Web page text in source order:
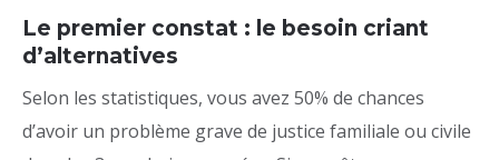
Le premier constat : le besoin criant
d’alternatives
Selon les statistiques, vous avez 50% de chances
d’avoir un problème grave de justice familiale ou civile